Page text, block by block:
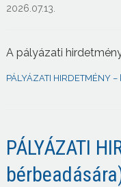
2026.07.13.
A pályázati
PÁLYÁZATI HIRDETMÉNY
PÁLYÁZATI